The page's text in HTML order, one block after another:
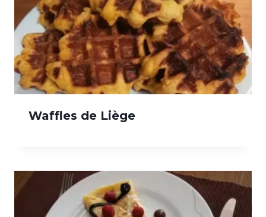
Waffles de Liège